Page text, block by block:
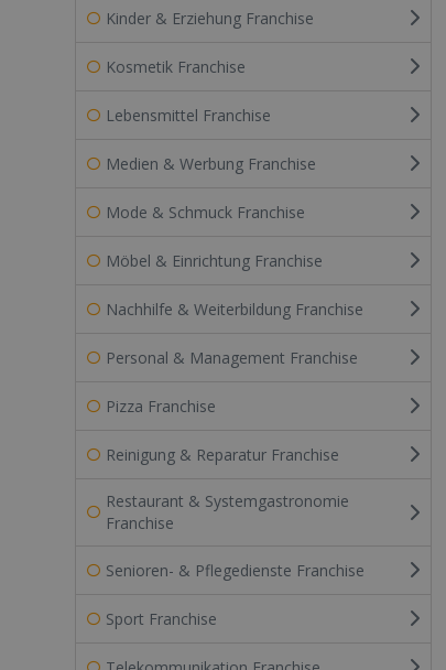
Kinder & Erziehung Franchise
Kosmetik Franchise
Lebensmittel Franchise
Medien & Werbung Franchise
Mode & Schmuck Franchise
Möbel & Einrichtung Franchise
Nachhilfe & Weiterbildung Franchise
Personal & Management Franchise
Pizza Franchise
Reinigung & Reparatur Franchise
Restaurant & Systemgastronomie
Franchise
Senioren- & Pflegedienste Franchise
Sport Franchise